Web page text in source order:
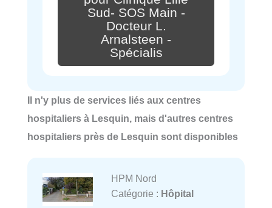
Sud- SOS Main -
Docteur L.
Arnalsteen -
Spécialis
Il n'y plus de services liés aux centres
hospitaliers à Lesquin, mais d'autres centres
hospitaliers près de Lesquin sont disponibles
HPM Nord
Catégorie : Hôpital